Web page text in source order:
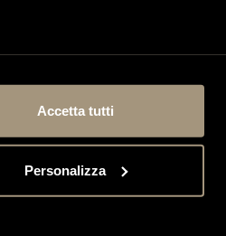
Accetta tutti
Personalizza